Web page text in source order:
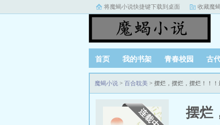
将魔蝎小说快捷键下载到桌面 收藏魔
首页 我的书架 青春校园 古
魔蝎小说 > 百合耽美 > 摆烂，摆烂，摆烂！！
摆烂